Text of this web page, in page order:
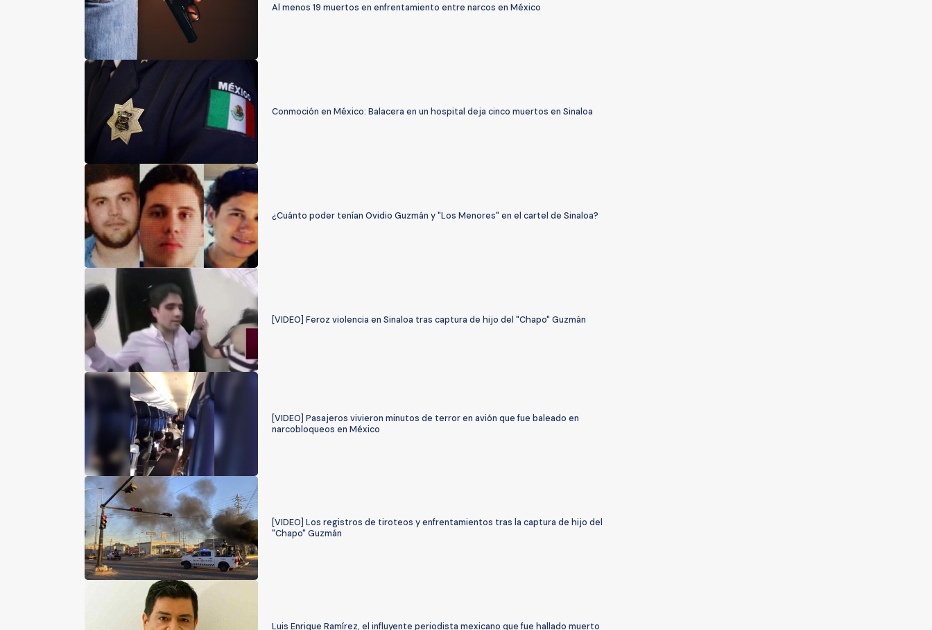
Al menos 19 muertos en enfrentamiento entre narcos en México
Conmoción en México: Balacera en un hospital deja cinco muertos en Sinaloa
¿Cuánto poder tenían Ovidio Guzmán y "Los Menores" en el cartel de Sinaloa?
[VIDEO] Feroz violencia en Sinaloa tras captura de hijo del "Chapo" Guzmán
[VIDEO] Pasajeros vivieron minutos de terror en avión que fue baleado en
narcobloqueos en México
[VIDEO] Los registros de tiroteos y enfrentamientos tras la captura de hijo del
"Chapo" Guzmán
Luis Enrique Ramírez, el influyente periodista mexicano que fue hallado muerto